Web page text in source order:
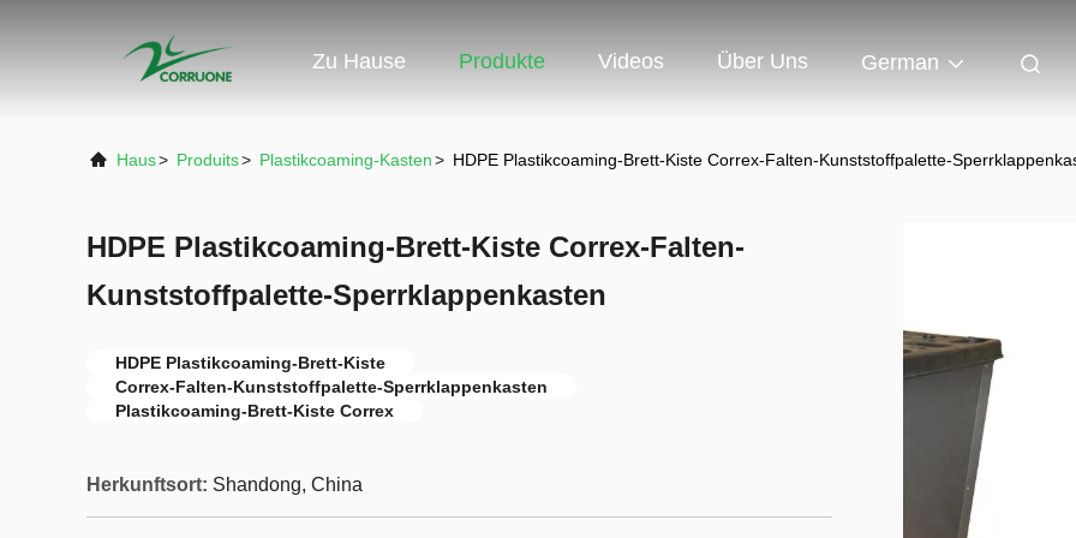
Zu Hause Produkte Videos Über Uns German
Haus> Produits> Plastikcoaming-Kasten> HDPE Plastikcoaming-Brett-Kiste Correx-Falten-Kunststoffpalette-
HDPE Plastikcoaming-Brett-Kiste Correx-Falten-
Kunststoffpalette-Sperrklappenkasten
HDPE Plastikcoaming-Brett-Kiste
Correx-Falten-Kunststoffpalette-Sperrklappenkasten
Plastikcoaming-Brett-Kiste Correx
Herkunftsort: Shandong, China